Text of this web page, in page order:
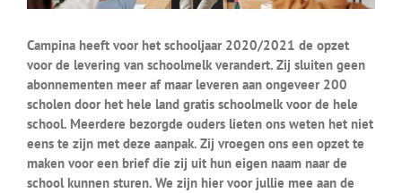
Campina heeft voor het schooljaar 2020/2021 de opzet
voor de levering van schoolmelk verandert. Zij sluiten geen
abonnementen meer af maar leveren aan ongeveer 200
scholen door het hele land gratis schoolmelk voor de hele
school. Meerdere bezorgde ouders lieten ons weten het niet
eens te zijn met deze aanpak. Zij vroegen ons een opzet te
maken voor een brief die zij uit hun eigen naam naar de
school kunnen sturen. We zijn hier voor jullie mee aan de